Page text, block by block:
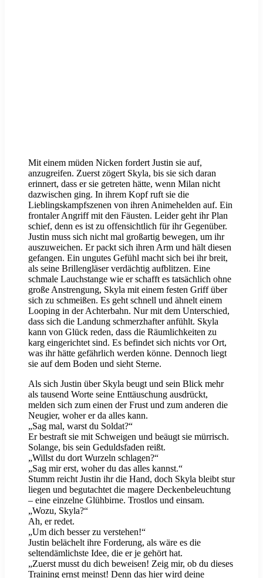
Mit einem müden Nicken fordert Justin sie auf,
anzugreifen. Zuerst zögert Skyla, bis sie sich daran
erinnert, dass er sie getreten hätte, wenn Milan nicht
dazwischen ging. In ihrem Kopf ruft sie die
Lieblingskampfszenen von ihren Animehelden auf. Ein
frontaler Angriff mit den Fäusten. Leider geht ihr Plan
schief, denn es ist zu offensichtlich für ihr Gegenüber.
Justin muss sich nicht mal großartig bewegen, um ihr
auszuweichen. Er packt sich ihren Arm und hält diesen
gefangen. Ein ungutes Gefühl macht sich bei ihr breit,
als seine Brillengläser verdächtig aufblitzen. Eine
schmale Lauchstange wie er schafft es tatsächlich ohne
große Anstrengung, Skyla mit einem festen Griff über
sich zu schmeißen. Es geht schnell und ähnelt einem
Looping in der Achterbahn. Nur mit dem Unterschied,
dass sich die Landung schmerzhafter anfühlt. Skyla
kann von Glück reden, dass die Räumlichkeiten zu
karg eingerichtet sind. Es befindet sich nichts vor Ort,
was ihr hätte gefährlich werden könne. Dennoch liegt
sie auf dem Boden und sieht Sterne.
Als sich Justin über Skyla beugt und sein Blick mehr
als tausend Worte seine Enttäuschung ausdrückt,
melden sich zum einen der Frust und zum anderen die
Neugier, woher er da alles kann.
„Sag mal, warst du Soldat?“
Er bestraft sie mit Schweigen und beäugt sie mürrisch.
Solange, bis sein Geduldsfaden reißt.
„Willst du dort Wurzeln schlagen?“
„Sag mir erst, woher du das alles kannst.“
Stumm reicht Justin ihr die Hand, doch Skyla bleibt stur
liegen und begutachtet die magere Deckenbeleuchtung
– eine einzelne Glühbirne. Trostlos und einsam.
„Wozu, Skyla?“
Ah, er redet.
„Um dich besser zu verstehen!“
Justin belächelt ihre Forderung, als wäre es die
seltendämlichste Idee, die er je gehört hat.
„Zuerst musst du dich beweisen! Zeig mir, ob du dieses
Training ernst meinst! Denn das hier wird deine